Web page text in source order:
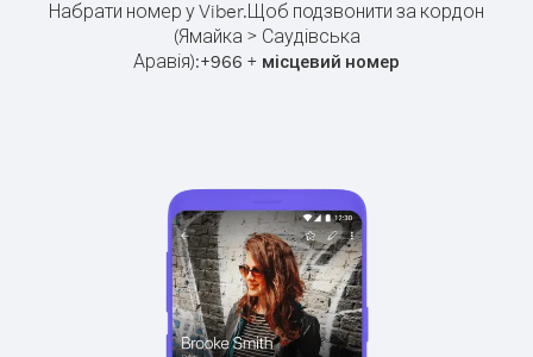
Набрати номер у Viber.Щоб подзвонити за кордон
(Ямайка > Саудівська
Аравія):+966 + місцевий номер